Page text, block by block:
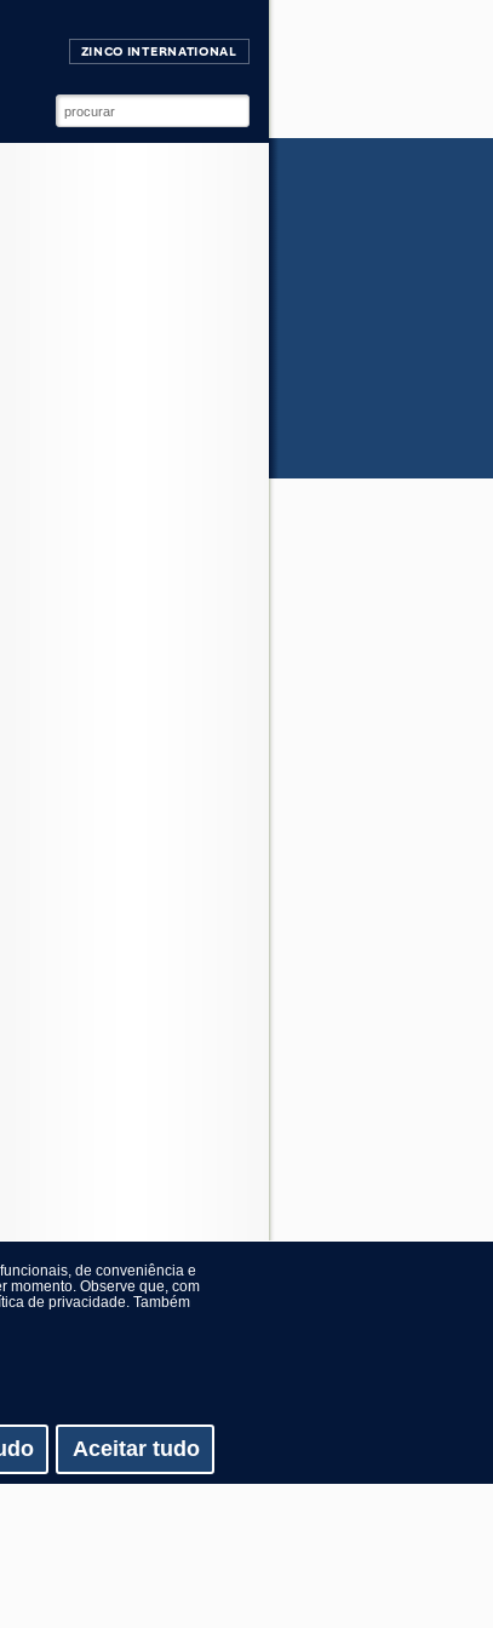
ZINCO INTERNATIONAL
de conveniência e
momento. Observe que, com
de privacidade. Também
Aceitar tudo